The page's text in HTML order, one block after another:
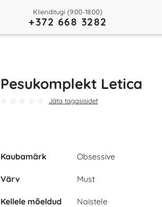
Klienditugi (9:00-18:00)
+372 668 3282
Pesukomplekt Letica
Jäta tagasisidet
Kaubamärk Obsessive
Värv Must
Kellele mõeldud Naistele